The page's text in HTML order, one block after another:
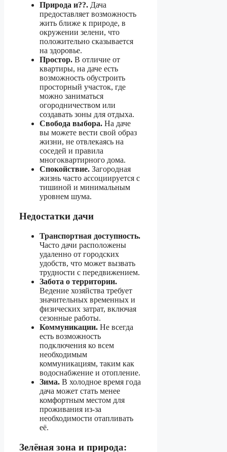
Природа и??. Дача
предоставляет возможность
жить ближе к природе, в
окружении зелени, что
положительно сказывается
на здоровье.
Простор. В отличие от
квартиры, на даче есть
возможность обустроить
просторный участок, где
можно заниматься
огородничеством или
создавать зоны для отдыха.
Свобода выбора. На даче
вы можете вести свой образ
жизни, не отвлекаясь на
соседей и правила
многоквартирного дома.
Спокойствие. Загородная
жизнь часто ассоциируется с
тишиной и минимальным
уровнем шума.
Недостатки дачи
Транспортная доступность.
Часто дачи расположены
удаленно от городских
удобств, что может вызвать
трудности с передвижением.
Забота о территории.
Ведение хозяйства требует
значительных временных и
физических затрат, включая
сезонные работы.
Коммуникации. Не всегда
есть возможность
подключения ко всем
необходимым
коммуникациям, таким как
водоснабжение и отопление.
Зима. В холодное время года
дача может стать менее
комфортным местом для
проживания из-за
необходимости отапливать
её.
Зелёная зона и природа: